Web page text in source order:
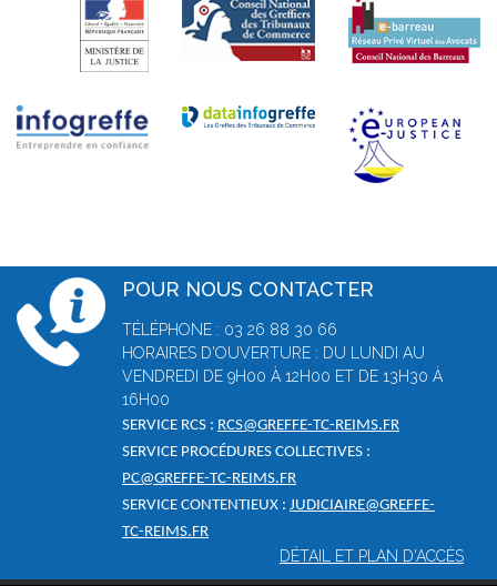
POUR NOUS CONTACTER
TÉLÉPHONE : 03 26 88 30 66
HORAIRES D'OUVERTURE : DU LUNDI AU
VENDREDI DE 9H00 À 12H00 ET DE 13H30 À
16H00
SERVICE RCS : RCS@GREFFE-TC-REIMS.FR
SERVICE PROCÉDURES COLLECTIVES :
PC@GREFFE-TC-REIMS.FR
SERVICE CONTENTIEUX : JUDICIAIRE@GREFFE-
TC-REIMS.FR
DÉTAIL ET PLAN D'ACCÈS